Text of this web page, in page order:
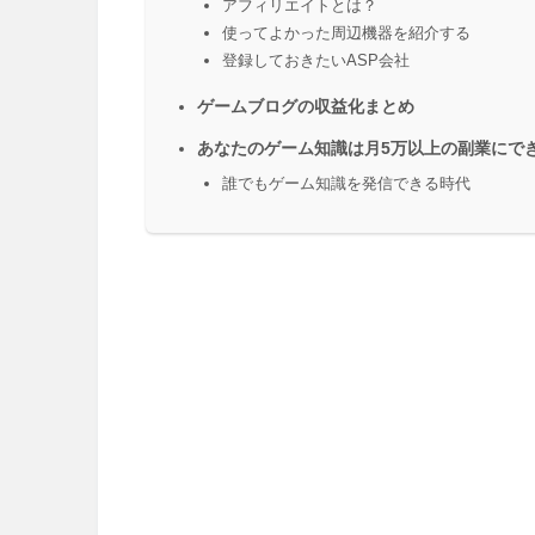
アフィリエイトとは？
使ってよかった周辺機器を紹介する
登録しておきたいASP会社
ゲームブログの収益化まとめ
あなたのゲーム知識は月5万以上の副業にで
誰でもゲーム知識を発信できる時代